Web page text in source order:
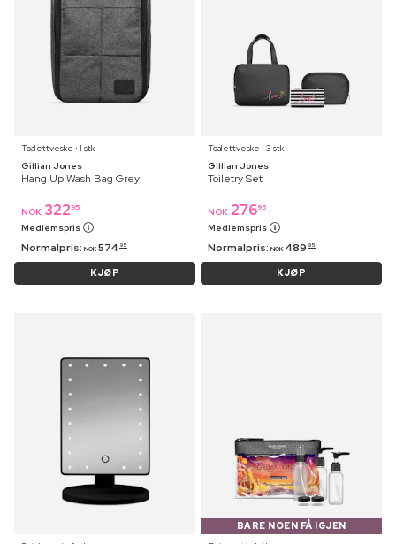
Toalettveske ⋅ 1 stk
Gillian Jones
Hang Up Wash Bag Grey
NOK 322 95
Medlemspris
Normalpris: NOK 574 95
KJØP
Toalettveske ⋅ 3 stk
Gillian Jones
Toiletry Set
NOK 27695
Medlemspris
Normalpris: NOK 489 95
KJØP
BARE NOEN FÅ IGJEN